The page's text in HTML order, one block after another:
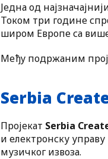
Једна од
Током три године
широм Европе са
Међу подржаним
Serbia
Пројекат Serbia
и електронску
музичког извоза.